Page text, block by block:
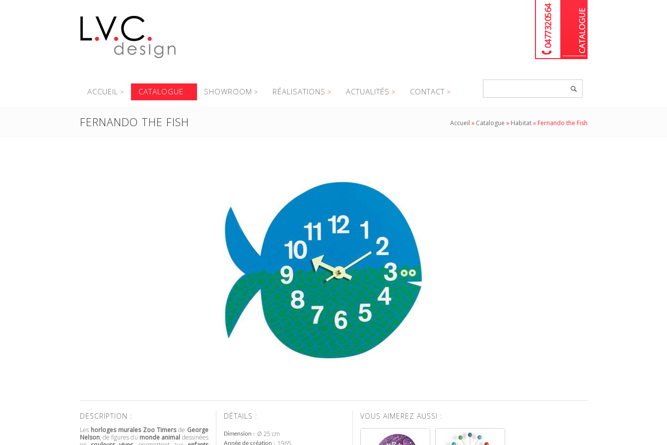
04 77 32 05 64
ACCUEIL CATALOGUE SHOWROOM RÉALISATIONS ACTUALITÉS CONTACT
FERNANDO THE FISH Accueil » Catalogue » Habitat» Fernando the Fish
DESCRIPTION :
Les horloges murales Zoo Timersde George
Nelson, de figures du monde animal dessinées
DÉTAILS :
Dimension Ø 25 cm
Année de création
VOUS AIMEREZ AUSSI :